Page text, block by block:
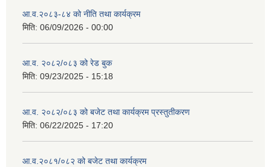
आ.व.२०८३-८४ को नीति तथा कार्यक्रम
मिति: 06/09/2026 - 00:00
आ.व. २०८२/०८३ को रेड बुक
मिति: 09/23/2025 - 15:18
आ.व. २०८२/०८३ को बजेट तथा कार्यक्रम प्रस्तुतीकरण
मिति: 06/22/2025 - 17:20
आ.व.२०८१/०८२ को बजेट तथा कार्यक्रम